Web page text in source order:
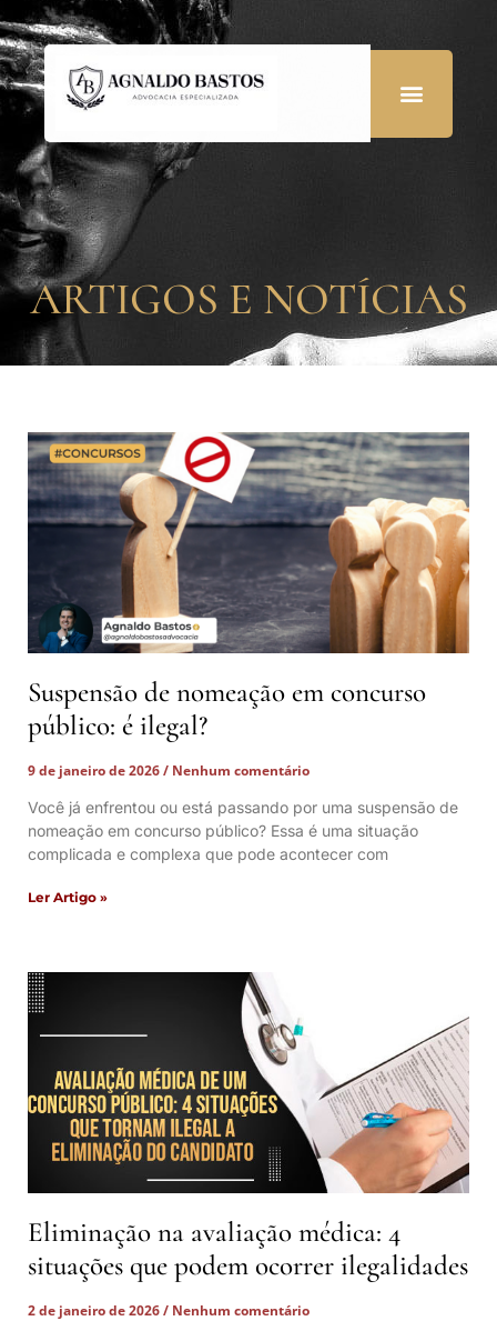
ARTIGOS E NOTÍCIAS
Suspensão de nomeação em concurso
público: é ilegal?
9 de janeiro de 2026
Nenhum comentário
Você já enfrentou ou está passando por uma suspensão de
nomeação em concurso público? Essa é uma situação
complicada e complexa que pode acontecer com
Ler Artigo »
Eliminação na avaliação médica: 4
situações que podem ocorrer ilegalidades
2 de janeiro de 2026
Nenhum comentário